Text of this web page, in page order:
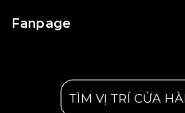
Fanpage
TÌM VỊ TRÍ CỬA